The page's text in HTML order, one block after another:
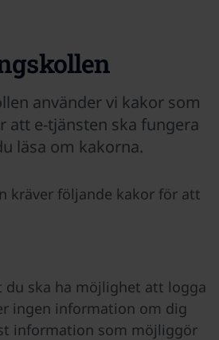
använder vi kakor som
att e-tjänsten ska fungera
läsa om kakorna.
kräver följande kakor för att
du ska ha möjlighet att logga
ingen information om dig
information som möjliggör